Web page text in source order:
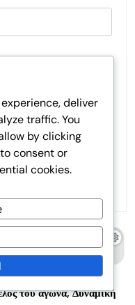
in this browser
FIFA 2017:
του αγώνα, Δυναμική
deliver
traffic. You
by clicking
to consent or
cookies.